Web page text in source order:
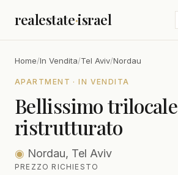
realestate·israel
Home/In Vendita/Tel Aviv/Nordau
APARTMENT · IN VENDITA
Bellissimo trilocale
ristrutturato
◉ Nordau, Tel Aviv
PREZZO RICHIESTO